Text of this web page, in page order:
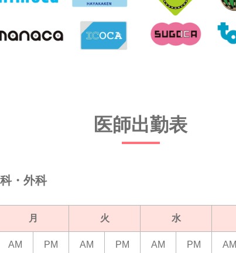
医師出勤表
・外科
月 火 水
AM PM AM PM AM PM AM